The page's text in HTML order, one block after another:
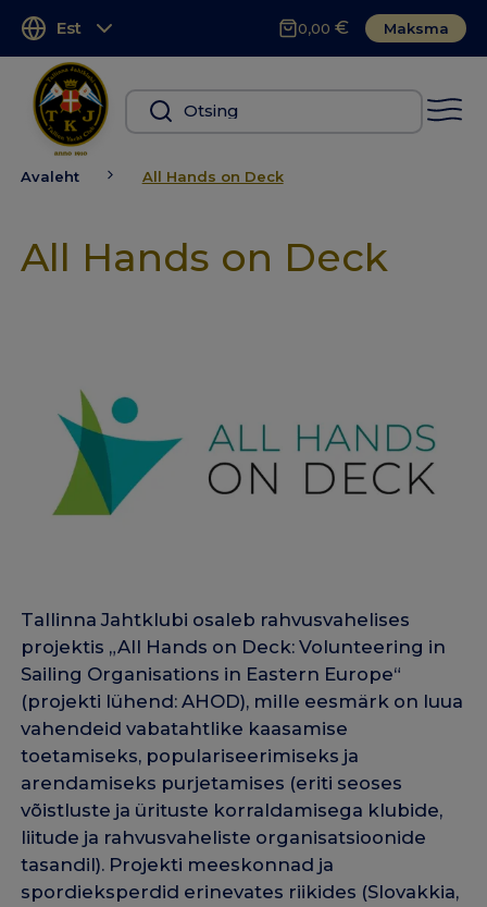
Est 0,00€ Maksma
Avaleht All Hands on Deck
All Hands on Deck
Tallinna Jahtklubi osaleb rahvusvahelises
projektis „All Hands on Deck: Volunteering in
Sailing Organisations in Eastern Europe“
(projekti lühend: AHOD), mille eesmärk on luua
vahendeid vabatahtlike kaasamise
toetamiseks, populariseerimiseks ja
arendamiseks purjetamises (eriti seoses
võistluste ja ürituste korraldamisega klubide,
liitude ja rahvusvaheliste organisatsioonide
tasandil). Projekti meeskonnad ja
spordieksperdid erinevates riikides (Slovakkia,